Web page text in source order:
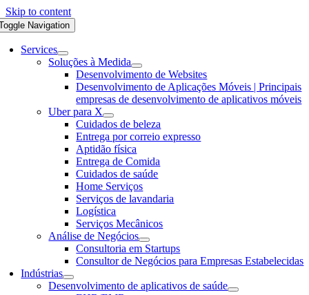
Skip to content
Navigation
Services
Soluções à Medida
Desenvolvimento de Websites
Desenvolvimento de Aplicações Móveis | Principais
empresas de desenvolvimento de aplicativos móveis
Uber para X
Cuidados de beleza
Entrega por correio expresso
Aptidão física
Entrega de Comida
Cuidados de saúde
Home Serviços
Serviços de lavandaria
Logística
Serviços Mecânicos
Análise de Negócios
Consultoria em Startups
Consultor de Negócios para Empresas Estabelecidas
Indústrias
Desenvolvimento de aplicativos de saúde